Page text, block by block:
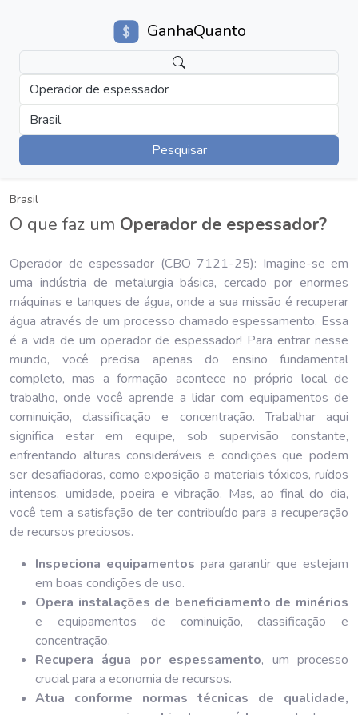
GanhaQuanto
Operador de espessador
Brasil
Pesquisar
Brasil
O que faz um Operador de espessador?
Operador de espessador (CBO 7121-25): Imagine-se em
uma indústria de metalurgia básica, cercado por enormes
máquinas e tanques de água, onde a sua missão é recuperar
água através de um processo chamado espessamento. Essa
é a vida de um operador de espessador! Para entrar nesse
mundo, você precisa apenas do ensino fundamental
completo, mas a formação acontece no próprio local de
trabalho, onde você aprende a lidar com equipamentos de
cominuição, classificação e concentração. Trabalhar aqui
significa estar em equipe, sob supervisão constante,
enfrentando alturas consideráveis e condições que podem
ser desafiadoras, como exposição a materiais tóxicos, ruídos
intensos, umidade, poeira e vibração. Mas, ao final do dia,
você tem a satisfação de ter contribuído para a recuperação
de recursos preciosos.
Inspeciona equipamentos para garantir que estejam
em boas condições de uso.
Opera instalações de beneficiamento de minérios
e equipamentos de cominuição, classificação e
concentração.
Recupera água por espessamento, um processo
crucial para a economia de recursos.
Atua conforme normas técnicas de qualidade,